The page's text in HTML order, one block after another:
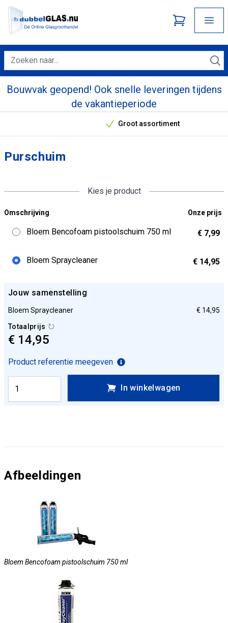
Bouwvak geopend! Ook snelle leveringen tijdens
de vakantieperiode
Onze unieke verkoopargumenten
Groot assortiment
Purschuim
Kies je product
Omschrijving Onze prijs
Bloem Bencofoam pistoolschuim 750 ml € 7,99
Bloem Spraycleaner € 14,95
Jouw samenstelling
Bloem Spraycleaner
€ 14,95
Totaalprijs
€ 14,95
Product referentie meegeven
In winkelwagen
Afbeeldingen
Bloem Bencofoam pistoolschuim 750 ml